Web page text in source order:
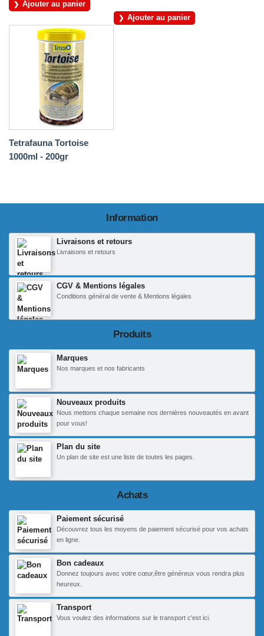
Ajouter au panier
Ajouter au panier
Tetrafauna Tortoise
1000ml - 200gr
Information
Livraisons et retours
Livraisons et retours
CGV & Mentions légales
Conditions général de vente & Mentions légales
Produits
Marques
Nos marques et nos fabricants
Nouveaux produits
Nous mettons chaque semaine nos dernières nouveautés en avant
pour vous!
Plan du site
Un plan de site est une liste de toutes les pages.
Achats
Paiement sécurisé
Découvrez tous les moyens de paiement sécurisé pour vos achats
en ligne.
Bon cadeaux
Donnez toujours avec votre cœur,être généreux vous rendra plus
heureux.
Transport
Vous voulez des informations sur le transport c'est ici.